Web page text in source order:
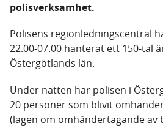
polisverksamhet.
Polisens regionledningscentral
22.00-07.00 hanterat ett 150-tal
Östergötlands län.
Under natten har polisen i
20 personer som blivit
(lagen om omhändertagande av